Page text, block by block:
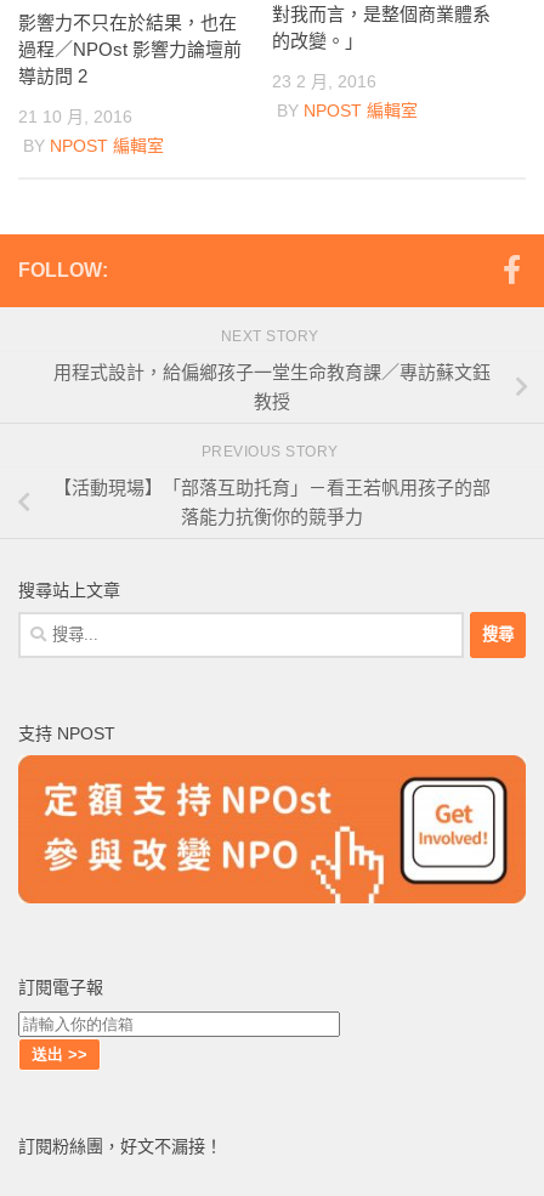
影響力不只在於結果，也在
過程／NPOst 影響力論壇前
導訪問 2
21 10 月, 2016
BY NPOST 編輯室
對我而言，是整個商業體系
的改變。」
23 2 月, 2016
BY NPOST 編輯室
FOLLOW:
NEXT STORY
用程式設計，給偏鄉孩子一堂生命教育課／專訪蘇文鈺
教授
PREVIOUS STORY
【活動現場】「部落互助托育」－看王若帆用孩子的部
落能力抗衡你的競爭力
搜尋站上文章
搜
尋
字:
支持 NPOST
訂閱電子報
訂閱粉絲團，好文不漏接！